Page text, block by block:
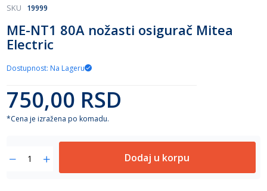
Skip
the
beginning
the
gallery
ME-NT1 80A nožasti osigurač Mitea
Electric
SKU 19999
Dostupnost: Na Lageru
750,00 RSD
*Cena je izražena po komadu.
Dodaj u korpu